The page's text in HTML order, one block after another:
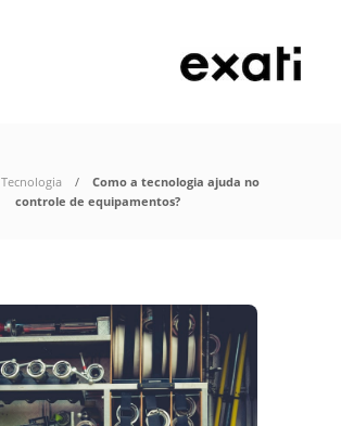
Tecnologia
Como a tecnologia ajuda no
controle de equipamentos?